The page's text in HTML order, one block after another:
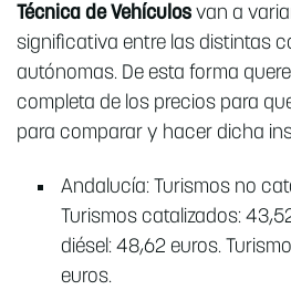
Técnica de Vehículos van a
significativa entre las distintas
autónomas. De esta forma
completa de los precios para
para comparar y hacer dicha
Andalucía: Turismos no
Turismos catalizados:
diésel: 48,62 euros.
euros.